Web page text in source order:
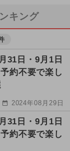
キング
31日・9月1日
約不要で楽し
2024年08月29日
31日・9月1日
約不要で楽し